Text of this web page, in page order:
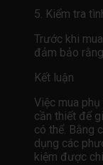
5. Kiểm tra
Trước khi
đảm bảo
Kết luận
Việc mua
cần thiết để
có thể. Bằng
dụng các
kiệm được